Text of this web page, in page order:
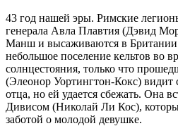
43 год нашей эры. Римские
генерала Авла Плавтия (Дэвид
Манш и высаживаются в
небольшое поселение кельтов во
солнцестояния, только что
(Элеонор Уортингтон-Кокс) видит
отца, но ей удается сбежать. Она
Дивисом (Николай Ли Кос),
заботой о молодой девушке.